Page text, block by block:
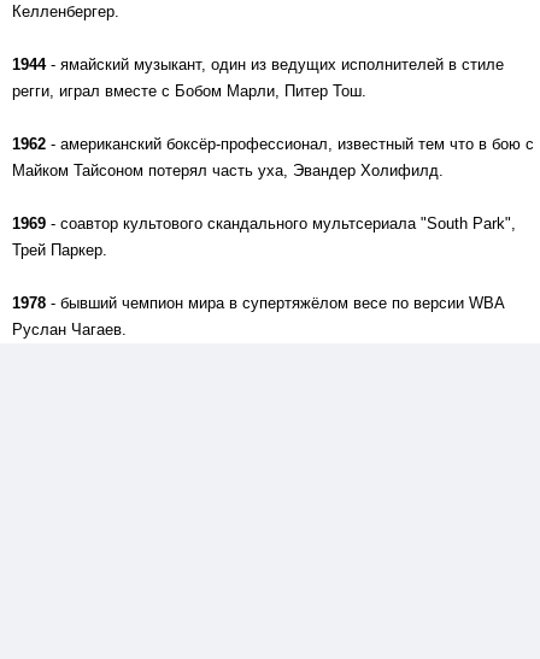
Келленбергер.
1944- ямайский музыкант, один из ведущих исполнителей в стиле
регги, играл вместе с Бобом Марли, Питер Тош.
1962 - американский боксёр-профессионал, известный тем что в бою с
Майком Тайсоном потерял часть уха, Эвандер Холифилд.
1969 - соавтор культового скандального мультсериала "South Park",
Трей Паркер.
1978 - бывший чемпион мира в супертяжёлом весе по версии WBA
Руслан Чагаев.